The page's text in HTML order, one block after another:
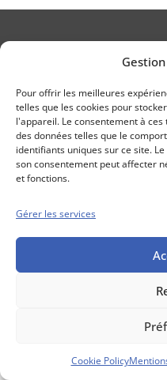
Pour offrir les meilleures
telles que les cookies pour
l'appareil. Le consentement à
des données telles que le
identifiants uniques sur ce site.
son consentement peut affecter
et fonctions.
Gérer les services
Cookie Policy
Conseils boursiers depuis
Mentions